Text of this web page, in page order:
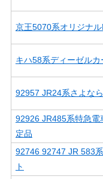
京王5070系オリジナル
キハ58系ディーゼル
92957 JR24系さよな
92926 JR485系特急電
定品
92746 92747 JR 583
ト